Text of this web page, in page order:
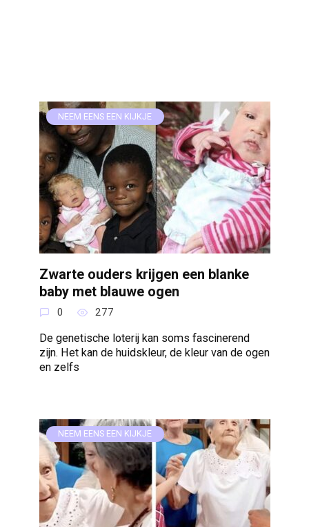
NEEM EENS EEN KIJKJE
Zwarte ouders krijgen een blanke
baby met blauwe ogen
0 277
De genetische loterij kan soms fascinerend
zijn. Het kan de huidskleur, de kleur van de ogen
en zelfs
NEEM EENS EEN KIJKJE